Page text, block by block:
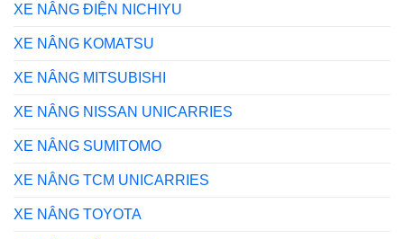
XE NÂNG ĐIỆN NICHIYU
XE NÂNG KOMATSU
XE NÂNG MITSUBISHI
XE NÂNG NISSAN UNICARRIES
XE NÂNG SUMITOMO
XE NÂNG TCM UNICARRIES
XE NÂNG TOYOTA